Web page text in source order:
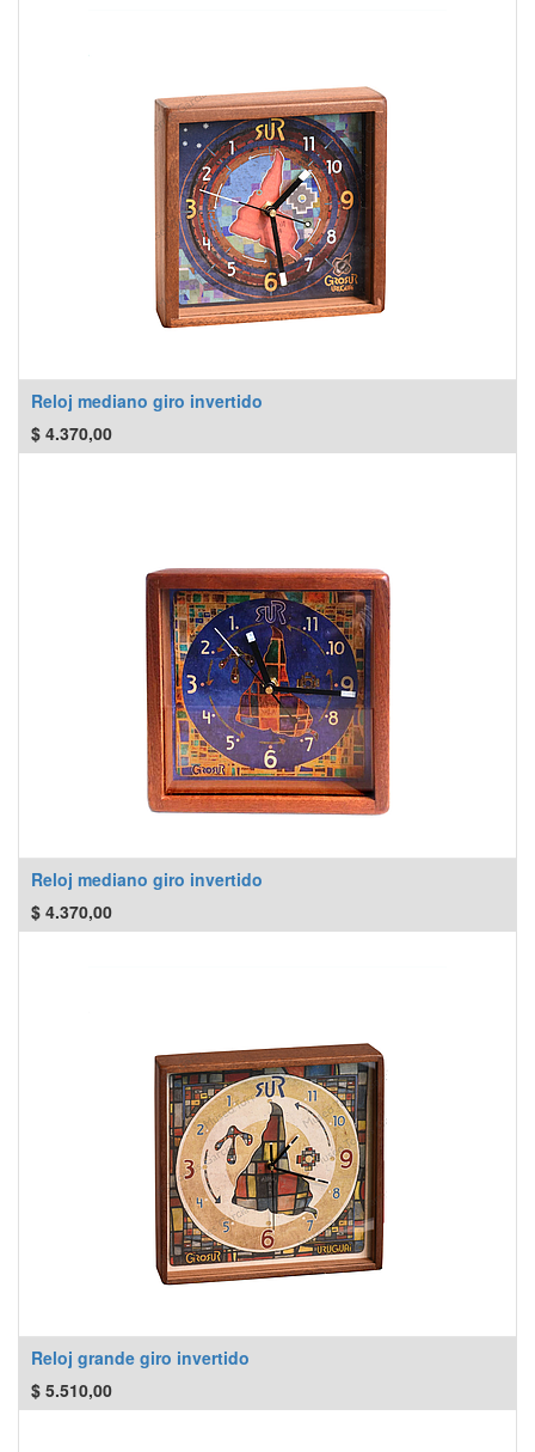
Reloj mediano giro invertido
$ 4.370,00
Reloj mediano giro invertido
$ 4.370,00
Reloj grande giro invertido
$ 5.510,00